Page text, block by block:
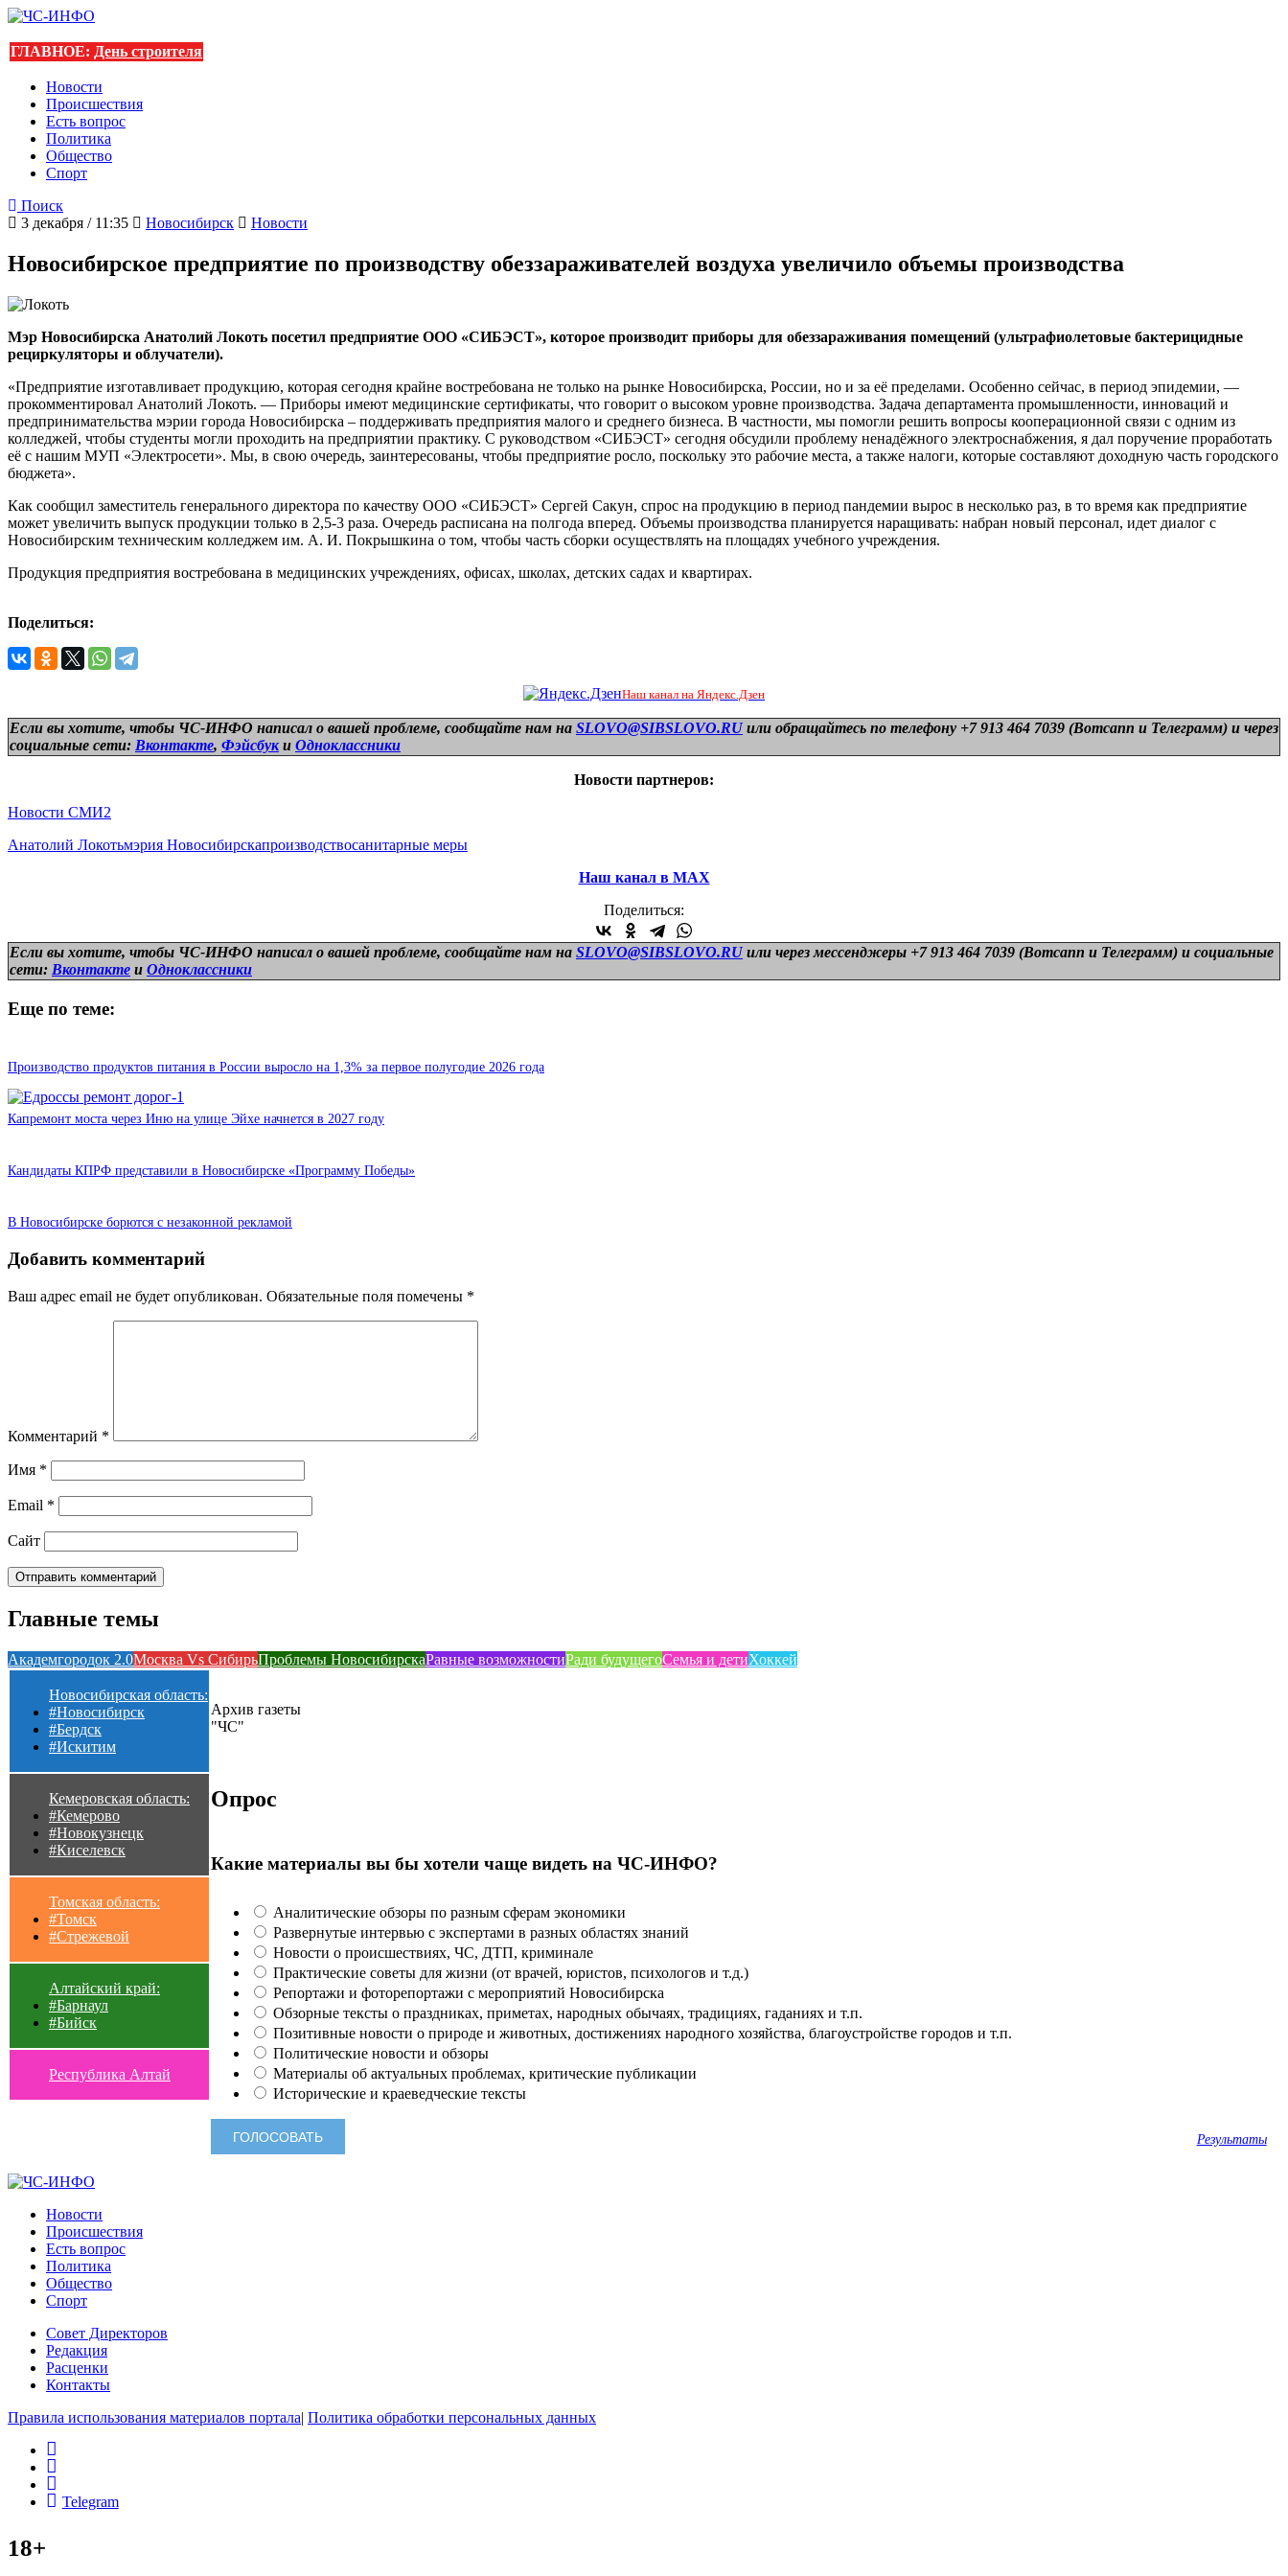
ГЛАВНОЕ: День строителя
Новости
Происшествия
Есть вопрос
Политика
Общество
Спорт
Поиск
3 декабря / 11:35
Новосибирск Новости
Новосибирское предприятие по производству обеззараживателей воздуха увеличило объемы производства
Мэр Новосибирска Анатолий Локоть посетил предприятие ООО «СИБЭСТ», которое производит приборы для обеззараживания помещений (ультрафиолетовые бактерицидные
рециркуляторы и облучатели).
«Предприятие изготавливает продукцию, которая сегодня крайне востребована не только на рынке Новосибирска, России, но и за её пределами. Особенно сейчас, в период эпидемии, —
прокомментировал Анатолий Локоть. — Приборы имеют медицинские сертификаты, что говорит о высоком уровне производства. Задача департамента промышленности, инноваций и
предпринимательства мэрии города Новосибирска – поддерживать предприятия малого и среднего бизнеса. В частности, мы помогли решить вопросы кооперационной связи с одним из
колледжей, чтобы студенты могли проходить на предприятии практику. С руководством «СИБЭСТ» сегодня обсудили проблему ненадёжного электроснабжения, я дал поручение проработать
её с нашим МУП «Электросети». Мы, в свою очередь, заинтересованы, чтобы предприятие росло, поскольку это рабочие места, а также налоги, которые составляют доходную часть городского
бюджета».
Как сообщил заместитель генерального директора по качеству ООО «СИБЭСТ» Сергей Сакун, спрос на продукцию в период пандемии вырос в несколько раз, в то время как предприятие
может увеличить выпуск продукции только в 2,5-3 раза. Очередь расписана на полгода вперед. Объемы производства планируется наращивать: набран новый персонал, идет диалог с
Новосибирским техническим колледжем им. А. И. Покрышкина о том, чтобы часть сборки осуществлять на площадях учебного учреждения.
Продукция предприятия востребована в медицинских учреждениях, офисах, школах, детских садах и квартирах.
Поделиться:
Наш канал на Яндекс.Дзен
Если вы хотите, чтобы ЧС-ИНФО написал о вашей проблеме, сообщайте нам на SLOVO@SIBSLOVO.RU или обращайтесь по телефону +7 913 464 7039 (Вотсапп и Телеграмм) и через
социальные сети: Вконтакте, Фэйсбуки Одноклассники
Новости партнеров:
Новости СМИ2
Анатолий Локотьмэрия Новосибирскапроизводствосанитарные меры
Наш канал в МАХ
Поделиться:
Если вы хотите, чтобы ЧС-ИНФО написал о вашей проблеме, сообщайте нам на SLOVO@SIBSLOVO.RU или через мессенджеры +7 913 464 7039 (Вотсапп и Телеграмм) и социальные
сети: Вконтакте и Одноклассники
Еще по теме:
Производство продуктов питания в России выросло на 1,3% за первое полугодие 2026 года
Капремонт моста через Иню на улице Эйхе начнется в 2027 году
Кандидаты КПРФ представили в Новосибирске «Программу Победы»
В Новосибирске борются с незаконной рекламой
Добавить комментарий
Ваш адрес email не будет опубликован. Обязательные поля помечены *
Комментарий *
Имя *
Email *
Сайт
Главные темы
Академгородок 2.0Москва Vs СибирьПроблемы НовосибирскаРавные возможностиРади будущегоСемья и детиХоккей
Новосибирская область:
#Новосибирск
#Бердск
#Искитим
Кемеровская область:
#Кемерово
#Новокузнецк
#Киселевск
Томская область:
#Томск
#Стрежевой
Алтайский край:
#Барнаул
#Бийск
Республика Алтай
Архив газеты
"ЧС"
Опрос
Какие материалы вы бы хотели чаще видеть на ЧС-ИНФО?
Аналитические обзоры по разным сферам экономики
Развернутые интервью с экспертами в разных областях знаний
Новости о происшествиях, ЧС, ДТП, криминале
Практические советы для жизни (от врачей, юристов, психологов и т.д.)
Репортажи и фоторепортажи с мероприятий Новосибирска
Обзорные тексты о праздниках, приметах, народных обычаях, традициях, гаданиях и т.п.
Позитивные новости о природе и животных, достижениях народного хозяйства, благоустройстве городов и т.п.
Политические новости и обзоры
Материалы об актуальных проблемах, критические публикации
Исторические и краеведческие тексты
Результаты
Новости
Происшествия
Есть вопрос
Политика
Общество
Спорт
Совет Директоров
Редакция
Расценки
Контакты
Правила использования материалов портала| Политика обработки персональных данных
Telegram
18+